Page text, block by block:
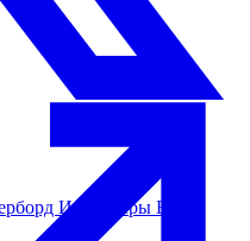
Инсайдеры Блог